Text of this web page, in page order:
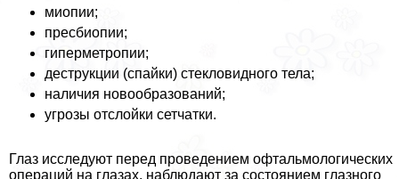
миопии;
пресбиопии;
гиперметропии;
деструкции (спайки) стекловидного тела;
наличия новообразований;
угрозы отслойки сетчатки.
Глаз исследуют перед проведением офтальмологических
операций на глазах, наблюдают за состоянием глазного